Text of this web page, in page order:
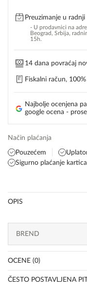
Preuzimanje u radnji
- U prodavnici na
Beograd, Srbija,
15h.
14 dana povraćaj
Fiskalni račun,
Najbolje ocenjena
google ocena -
Način plaćanja
Pouzećem
Sigurno plaćanje
OPIS
BREND
OCENE (0)
ČESTO POSTAVLJENA